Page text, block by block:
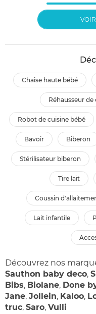
chaise haute bébé
réhausseur de
robot de cuisine bébé
bavoir biberon
stérilisateur biberon
tire lait
coussin
lait infantile
Découvrez nos
Sauthon baby deco,
Bibs, Biolane, Done
Jane, Jollein, Kaloo,
truc, Saro, Vulli